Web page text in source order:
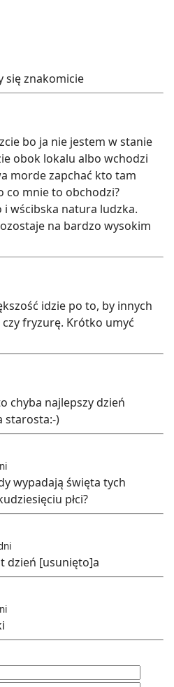
się znakomicie
bo ja nie jestem w stanie
obok lokalu albo wchodzi
morde zapchać kto tam
co mnie to obchodzi?
i wścibska natura ludzka.
na bardzo wysokim
idzie po to, by innych
fryzurę. Krótko umyć
chyba najlepszy dzień
starosta:-)
wypadają święta tych
płci?
dzień [usunięto]a